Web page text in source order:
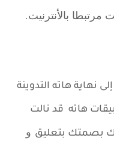
بالأنترنيت.
نهاية هاته التدوينة
هاته قد نالت
بصمتك بتعليق و